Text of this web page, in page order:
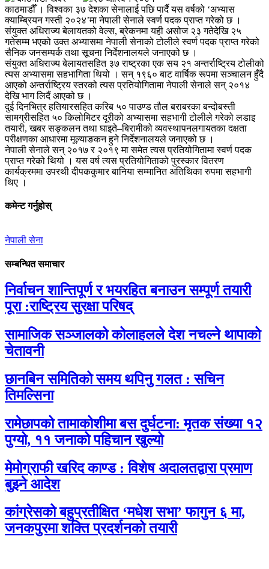
काठमाडौँ । विश्वका ३७ देशका सेनालाई पछि पार्दै यस वर्षको ‘अभ्यास
क्याम्ब्रियन गस्ती २०२४’मा नेपाली सेनाले स्वर्ण पदक प्राप्त गरेको छ ।
संयुक्त अधिराज्य बेलायतको वेल्स, ब्रेकनमा यही असोज २३ गतेदेखि २५
गतेसम्म भएको उक्त अभ्यासमा नेपाली सेनाको टोलीले स्वर्ण पदक प्राप्त गरेको
सैनिक जनसम्पर्क तथा सूचना निर्देशनालयले जनाएको छ ।
संयुक्त अधिराज्य बेलायतसहित ३७ राष्ट्रका एक सय २१ अन्तर्राष्ट्रिय टोलीको
त्यस अभ्यासमा सहभागिता थियो । सन् १९६० बाट वार्षिक रूपमा सञ्चालन हुँदै
आएको अन्तर्राष्ट्रिय स्तरको त्यस प्रतियोगितामा नेपाली सेनाले सन् २०१४
देखि भाग लिदैं आएको छ ।
दुई दिनभित्र हतियारसहित करिब ५० पाउण्ड तौल बराबरका बन्दोबस्ती
सामग्रीसहित ५० किलोमिटर दूरीको अभ्यासमा सहभागी टोलीले गरेको लडाइ
तयारी, खबर सङ्कलन तथा घाइते–बिरामीको व्यवस्थापनलगायतका दक्षता
परीक्षणका आधारमा मूल्याङकन हुने निर्देशनालयले जनाएको छ ।
नेपाली सेनाले सन् २०१७ र २०१९ मा समेत त्यस प्रतियोगितामा स्वर्ण पदक
प्राप्त गरेको थियो । यस वर्ष त्यस प्रतियोगिताको पुरस्कार वितरण
कार्यक्रममा उपरथी दीपककुमार बानिया सम्मानित अतिथिका रुपमा सहभागी
थिए ।
कमेन्ट गर्नुहोस्
नेपाली सेना
सम्बन्धित समाचार
निर्वाचन शान्तिपूर्ण र भयरहित बनाउन सम्पूर्ण तयारी
पूरा :राष्ट्रिय सुरक्षा परिषद्
सामाजिक सञ्जालको कोलाहलले देश नचल्ने थापाको
चेतावनी
छानबिन समितिको समय थपिनु गलत : सचिन
तिमल्सिना
रामेछापको तामाकोशीमा बस दुर्घटना: मृतक संख्या १२
पुग्यो, ११ जनाको पहिचान खुल्यो
मेमोग्राफी खरिद काण्ड : विशेष अदालतद्वारा प्रमाण
बुझ्ने आदेश
कांग्रेसको बहुप्रतीक्षित ‘मधेश सभा’ फागुन ६ मा,
जनकपुरमा शक्ति प्रदर्शनको तयारी